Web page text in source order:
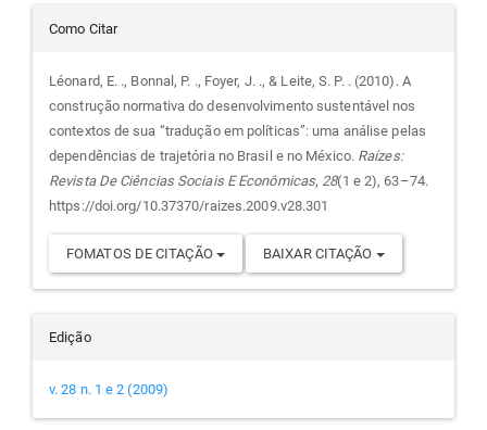
Detalhes
do
artigo
Como Citar
Léonard, E. ., Bonnal, P. ., Foyer, J. ., & Leite, S. P. . (2010). A
construção normativa do desenvolvimento sustentável nos
contextos de sua “tradução em políticas”: uma análise pelas
dependências de trajetória no Brasil e no México. Raízes:
Revista De Ciências Sociais E Econômicas, 28(1 e 2), 63–74.
https://doi.org/10.37370/raizes.2009.v28.301
FOMATOS DE CITAÇÃO BAIXAR CITAÇÃO
Edição
v. 28 n. 1 e 2 (2009)